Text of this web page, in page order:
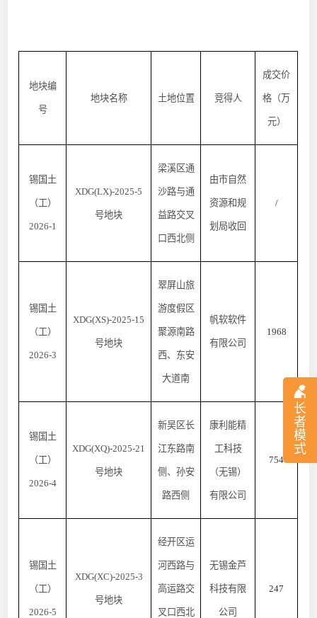
长
者
模
式
地块编
号
地块名称 土地位置 竞得人
成交价
格（万
元）
锡国土
（工）
2026-1
XDG(LX)-2025-5
号地块
梁溪区通
沙路与通
益路交叉
口西北侧
由市自然
资源和规
划局收回
/
锡国土
（工）
2026-3
XDG(XS)-2025-15
号地块
翠屏山旅
游度假区
聚源南路
西、东安
大道南
帆软软件
有限公司
1968
锡国土
（工）
2026-4
XDG(XQ)-2025-21
号地块
新吴区长
江东路南
侧、孙安
路西侧
康利能精
工科技
（无锡）
有限公司
754
锡国土
（工）
2026-5
XDG(XC)-2025-3
号地块
经开区运
河西路与
高运路交
叉口西北
无锡金芦
科技有限
公司
247